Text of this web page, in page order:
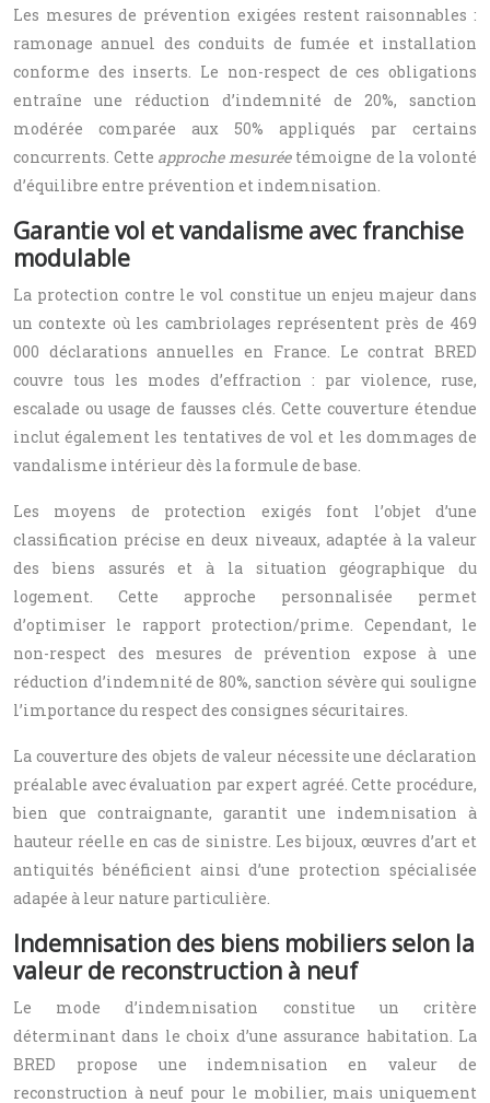
Les mesures de prévention exigées restent raisonnables :
ramonage annuel des conduits de fumée et installation
conforme des inserts. Le non-respect de ces obligations
entraîne une réduction d’indemnité de 20%, sanction
modérée comparée aux 50% appliqués par certains
concurrents. Cette approche mesurée témoigne de la volonté
d’équilibre entre prévention et indemnisation.
Garantie vol et vandalisme avec franchise
modulable
La protection contre le vol constitue un enjeu majeur dans
un contexte où les cambriolages représentent près de 469
000 déclarations annuelles en France. Le contrat BRED
couvre tous les modes d’effraction : par violence, ruse,
escalade ou usage de fausses clés. Cette couverture étendue
inclut également les tentatives de vol et les dommages de
vandalisme intérieur dès la formule de base.
Les moyens de protection exigés font l’objet d’une
classification précise en deux niveaux, adaptée à la valeur
des biens assurés et à la situation géographique du
logement. Cette approche personnalisée permet
d’optimiser le rapport protection/prime. Cependant, le
non-respect des mesures de prévention expose à une
réduction d’indemnité de 80%, sanction sévère qui souligne
l’importance du respect des consignes sécuritaires.
La couverture des objets de valeur nécessite une déclaration
préalable avec évaluation par expert agréé. Cette procédure,
bien que contraignante, garantit une indemnisation à
hauteur réelle en cas de sinistre. Les bijoux, œuvres d’art et
antiquités bénéficient ainsi d’une protection spécialisée
adapée à leur nature particulière.
Indemnisation des biens mobiliers selon la
valeur de reconstruction à neuf
Le mode d’indemnisation constitue un critère
déterminant dans le choix d’une assurance habitation. La
BRED propose une indemnisation en valeur de
reconstruction à neuf pour le mobilier, mais uniquement